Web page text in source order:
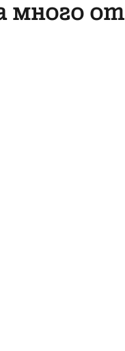
много от